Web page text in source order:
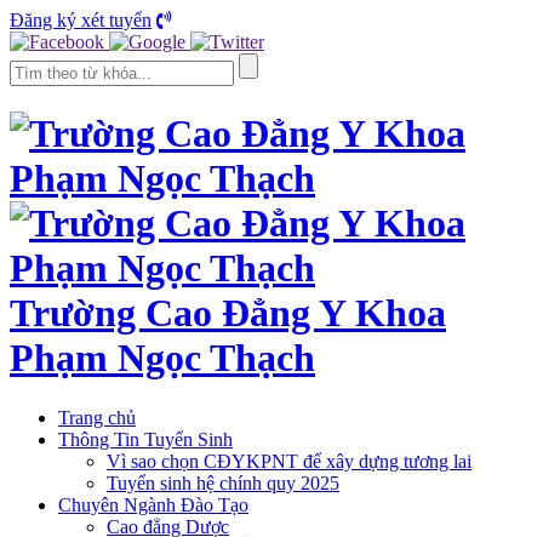
Đăng ký xét tuyển
Trường Cao Đẳng Y Khoa
Phạm Ngọc Thạch
Trang chủ
Thông Tin Tuyển Sinh
Vì sao chọn CĐYKPNT để xây dựng tương lai
Tuyển sinh hệ chính quy 2025
Chuyên Ngành Đào Tạo
Cao đẳng Dược